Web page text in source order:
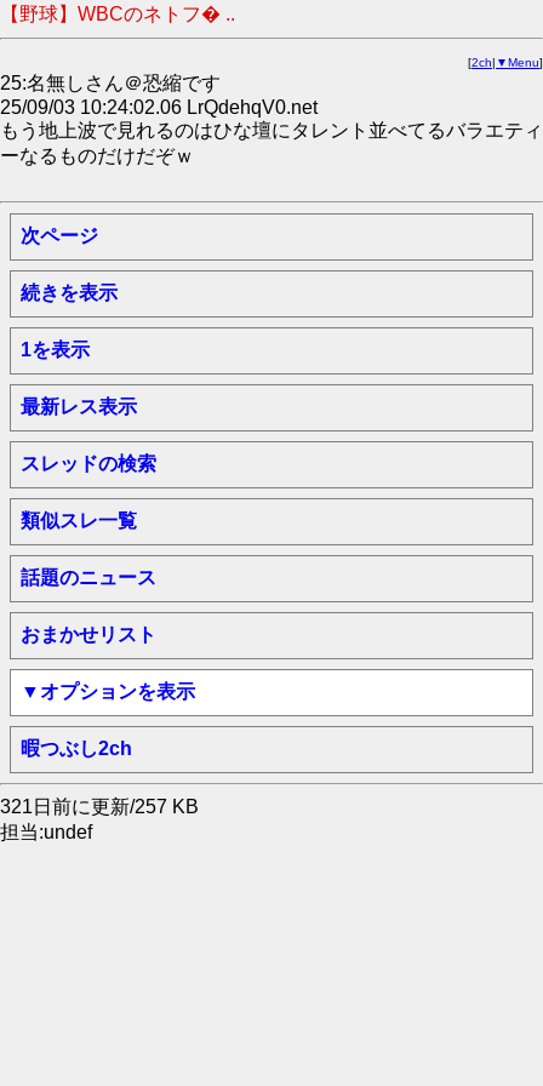
【野球】WBCのネトフ� ..
[2ch| ▼Menu]
25:名無しさん＠恐縮です
25/09/03 10:24:02.06 LrQdehqV0.net
もう地上波で見れるのはひな壇にタレント並べてるバラエティ
ーなるものだけだぞｗ
次ページ
続きを表示
1を表示
最新レス表示
スレッドの検索
類似スレ一覧
話題のニュース
おまかせリスト
▼オプションを表示
暇つぶし2ch
321日前に更新/257 KB
担当:undef